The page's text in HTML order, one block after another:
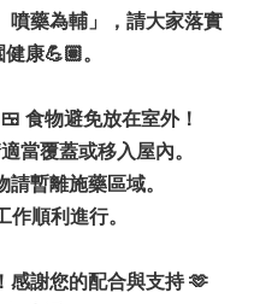
噴藥為輔」，請大家落實
康💪🏽。
食物避免放在室外！
當覆蓋或移入屋內。
暫離施藥區域。
順利進行。
感謝您的配合與支持 🫶